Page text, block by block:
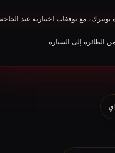
مع توقفات اختيارية عند الحاجة
الطائرة إلى السيارة